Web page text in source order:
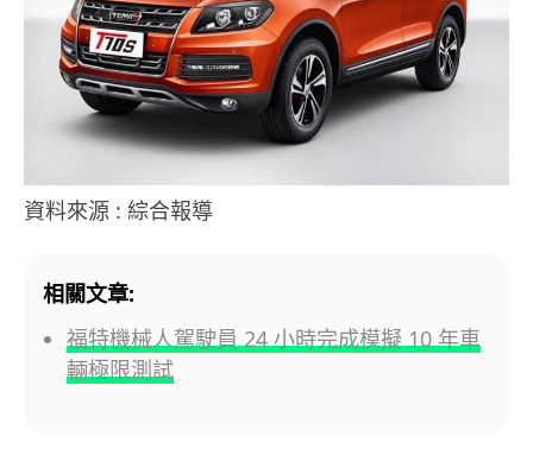
資料來源 : 綜合報導
相關文章:
福特機械人駕駛員 24 小時完成模擬 10 年車
輛極限測試